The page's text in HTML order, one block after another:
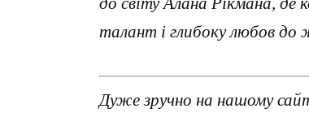
талант і глибоку любов
Дуже зручно на нашому